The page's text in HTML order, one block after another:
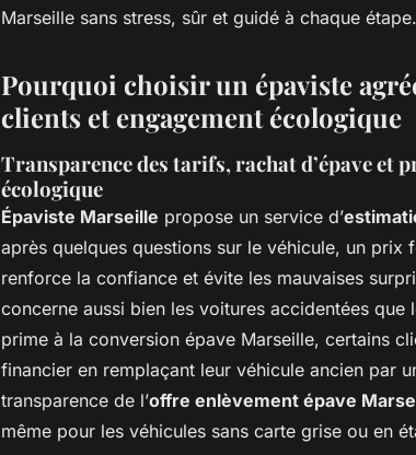
Marseille sans stress, sûr et guidé à chaque étape.
Pourquoi choisir un épaviste
clients et engagement écologique
Transparence des tarifs, rachat d’épave et
écologique
Épaviste Marseille propose un service d’
après quelques questions sur le véhicule, un prix
renforce la confiance et évite les mauvaises
concerne aussi bien les voitures accidentées
prime à la conversion épave Marseille, certains
financier en remplaçant leur véhicule ancien par
transparence de l’offre enlèvement épave
même pour les véhicules sans carte grise ou en